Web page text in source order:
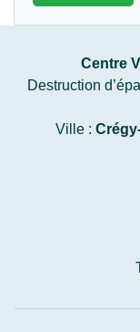
Centre
Destruction
Ville :